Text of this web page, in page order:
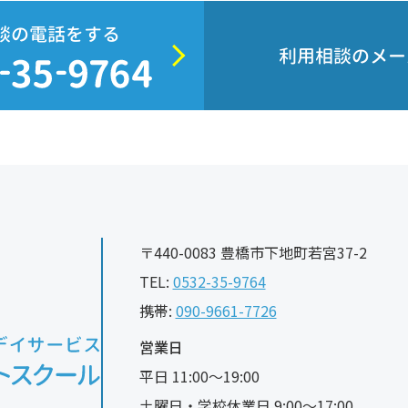
の電話をする
利用相談のメ
〒440-0083 豊橋市下地町若宮37-2
TEL: 0532-35-9764
携帯: 090-9661-7726
営業日
平日 11:00〜19:00